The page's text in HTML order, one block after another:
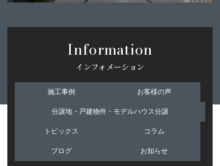
Information
インフォメーション
施工事例 お客様の声
分譲地・戸建物件・モデルハウス分譲
トピックス コラム
ブログ お知らせ